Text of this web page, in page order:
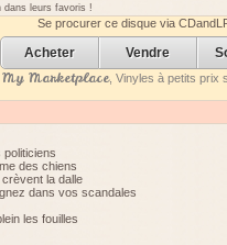
dans leurs favoris !
Se procurer ce disque via
Acheter Vendre
My Marketplace, Vinyles à petits prix
des chiens
la dalle
dans vos scandales
les fouilles